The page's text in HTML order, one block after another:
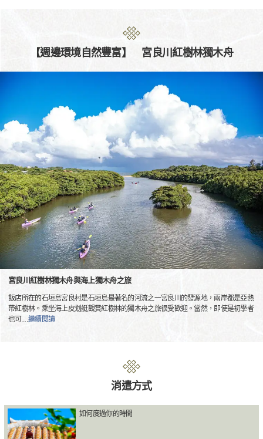
【週邊環境自然豐富】 宮良川紅樹林獨木舟
宮良川紅樹林獨木舟與海上獨木舟之旅
飯店所在的石垣島宮良村是石垣島最著名的河流之一宮良川的發源地，兩岸都是亞熱
帶紅樹林。乘坐海上皮划艇觀賞紅樹林的獨木舟之旅很受歡迎。當然，即使是初學者
也可 …繼續閱讀
消遣方式
如何度過你的時間